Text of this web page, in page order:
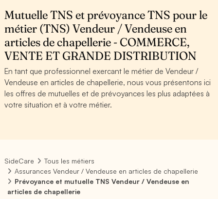
Mutuelle TNS et prévoyance TNS pour le
métier (TNS) Vendeur / Vendeuse en
articles de chapellerie - COMMERCE,
VENTE ET GRANDE DISTRIBUTION
En tant que professionnel exercant le métier de Vendeur /
Vendeuse en articles de chapellerie, nous vous présentons ici
les offres de mutuelles et de prévoyances les plus adaptées à
votre situation et à votre métier.
SideCare
Tous les métiers
Assurances Vendeur / Vendeuse en articles de chapellerie
Prévoyance et mutuelle TNS Vendeur / Vendeuse en
articles de chapellerie